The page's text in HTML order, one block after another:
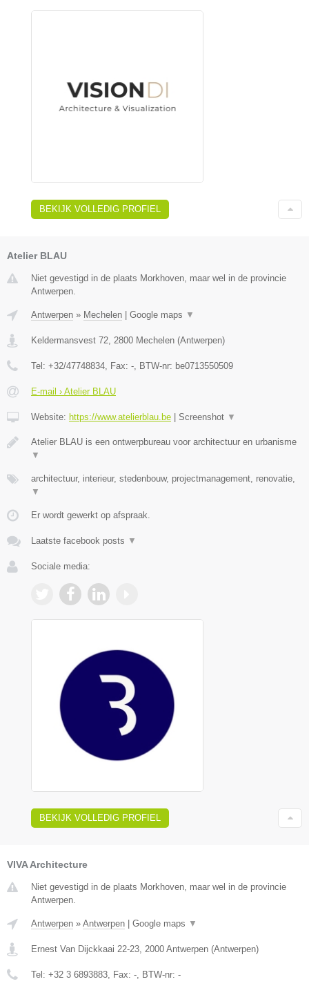
BEKIJK VOLLEDIG PROFIEL
Atelier BLAU
Niet gevestigd in de plaats Morkhoven, maar wel in de provincie
Antwerpen.
Antwerpen » Mechelen Google maps ▼
Keldermansvest 72 2800 Mechelen (Antwerpen)
Tel: +32/47748834 , Fax: - , BTW-nr: be0713550509
E-mail › Atelier BLAU
Website: https://www.atelierblau.be Screenshot ▼
Atelier BLAU is een ontwerpbureau voor architectuur en urbanisme
▼
architectuur, interieur, stedenbouw, projectmanagement, renovatie,
▼
Er wordt gewerkt op afspraak.
Laatste facebook posts ▼
Sociale media:
BEKIJK VOLLEDIG PROFIEL
VIVA Architecture
Niet gevestigd in de plaats Morkhoven, maar wel in de provincie
Antwerpen.
Antwerpen » Antwerpen Google maps ▼
Ernest Van Dijckkaai 22-23 2000 Antwerpen (Antwerpen)
Tel: +32 3 6893883 , Fax: - , BTW-nr: -